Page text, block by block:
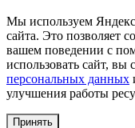
Мы используем
сайта. Это позволяет
вашем поведении с
использовать сайт, вы
персональных данных
улучшения работы
Принять